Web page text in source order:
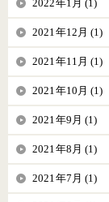
2022年1月 (1)
2021年12月 (1)
2021年11月 (1)
2021年10月 (1)
2021年9月 (1)
2021年8月 (1)
2021年7月 (1)